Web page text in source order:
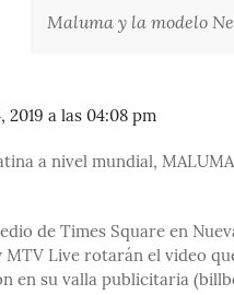
Maluma y la modelo
a las 04:08 pm
a nivel mundial,
de Times Square en
MTV Live rotarán el video
en su valla publicitaria